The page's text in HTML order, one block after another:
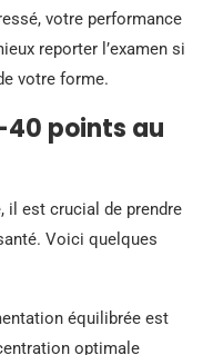
votre performance
reporter l’examen si
votre forme.
points au
il est crucial de prendre
Voici quelques
équilibrée est
optimale